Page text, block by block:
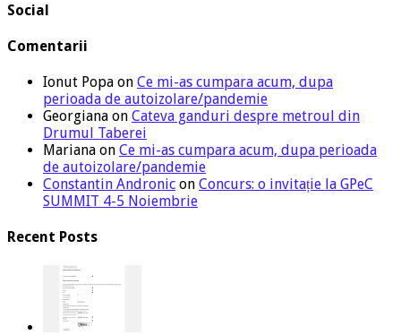
Social
Comentarii
Ionut Popa on Ce mi-as cumpara acum, dupa
perioada de autoizolare/pandemie
Georgiana on Cateva ganduri despre metroul din
Drumul Taberei
Mariana on Ce mi-as cumpara acum, dupa perioada
de autoizolare/pandemie
Constantin Andronic on Concurs: o invitație la GPeC
SUMMIT 4-5 Noiembrie
Recent Posts